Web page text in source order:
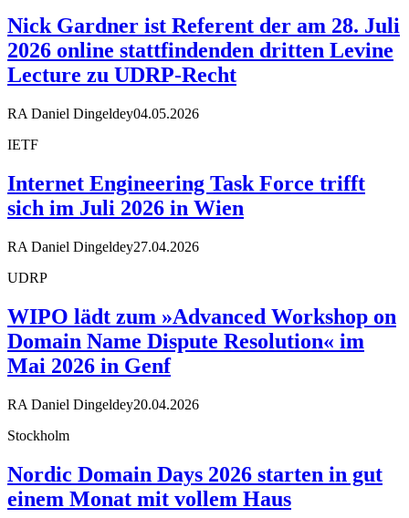
Nick Gardner ist Referent der am 28. Juli
2026 online stattfindenden dritten Levine
Lecture zu UDRP-Recht
RA Daniel Dingeldey04.05.2026
IETF
Internet Engineering Task Force trifft
sich im Juli 2026 in Wien
RA Daniel Dingeldey27.04.2026
UDRP
WIPO lädt zum »Advanced Workshop on
Domain Name Dispute Resolution« im
Mai 2026 in Genf
RA Daniel Dingeldey20.04.2026
Stockholm
Nordic Domain Days 2026 starten in gut
einem Monat mit vollem Haus